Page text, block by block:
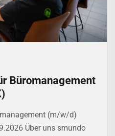
Büromanagement
(m/w/d)
Über uns smundo